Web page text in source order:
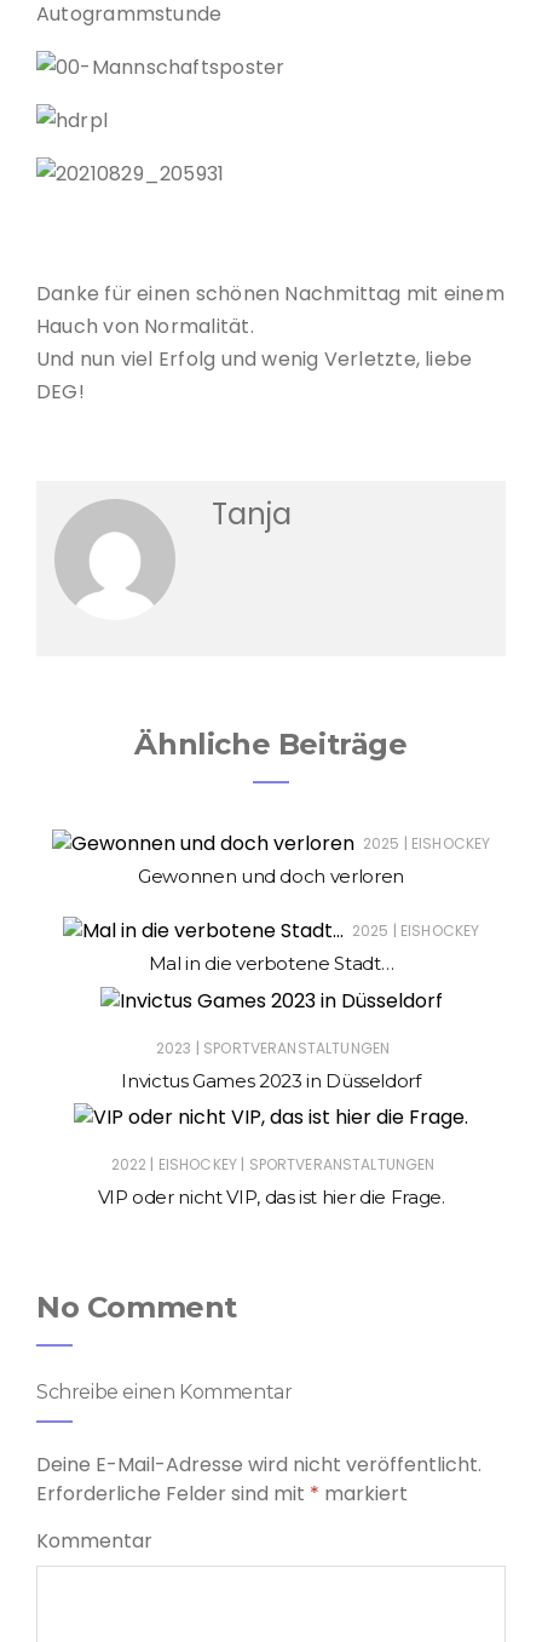
Danke für einen schönen Nachmittag mit einem
Hauch von Normalität.
Und nun viel Erfolg und wenig Verletzte, liebe
DEG!
Tanja
Ähnliche Beiträge
2025 | EISHOCKEY
Gewonnen und doch verloren
2025 | EISHOCKEY
Mal in die verbotene Stadt…
2023 | SPORTVERANSTALTUNGEN
Invictus Games 2023 in Düsseldorf
2022 | EISHOCKEY | SPORTVERANSTALTUNGEN
VIP oder nicht VIP, das ist hier die Frage.
No Comment
Schreibe einen Kommentar
Deine E-Mail-Adresse wird nicht veröffentlicht.
Erforderliche Felder sind mit * markiert
Kommentar